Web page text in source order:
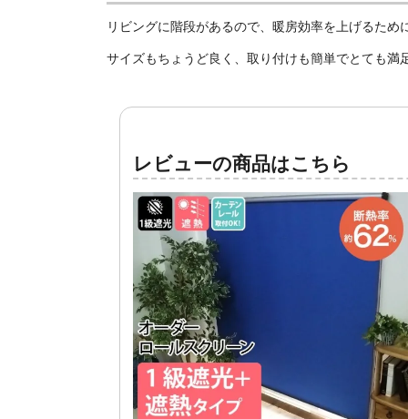
リビングに階段があるので、暖房効率を上げるため
サイズもちょうど良く、取り付けも簡単でとても満
レビューの商品はこちら